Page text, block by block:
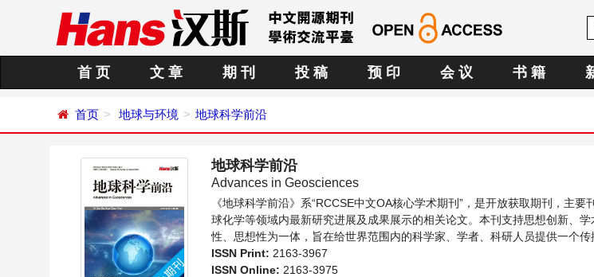
首 页 文 章 期 刊 投 稿 预 印 会 议 书 籍
首页 地球与环境 地球科学前沿
地球科学前沿
Advances in Geosciences
《地球科学前沿》系“RCCSE中文OA核心学术期刊”，是开放获取期刊，主
球化学等领域内最新研究进展及成果展示的相关论文。本刊支持思想创新、
性、思想性为一体，旨在给世界范围内的科学家、学者、科研人员提供一个传
向问题与发展的交流平台。
ISSN Print: 2163-3967
ISSN Online: 2163-3975